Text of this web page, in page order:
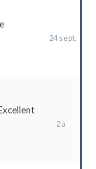
2023
2022